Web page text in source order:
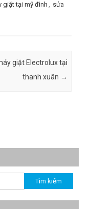
giặt tại mỹ đình , sửa
giặt Electrolux tại
thanh xuân →